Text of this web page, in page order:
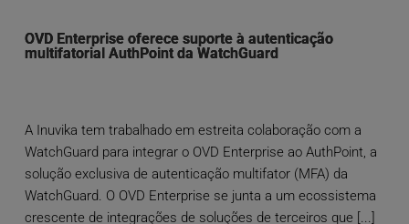
OVD Enterprise oferece suporte à autenticação
multifatorial AuthPoint da WatchGuard
A Inuvika tem trabalhado em estreita colaboração com a
WatchGuard para integrar o OVD Enterprise ao AuthPoint, a
solução exclusiva de autenticação multifator (MFA) da
WatchGuard. O OVD Enterprise se junta a um ecossistema
crescente de integrações de soluções de terceiros que [...]